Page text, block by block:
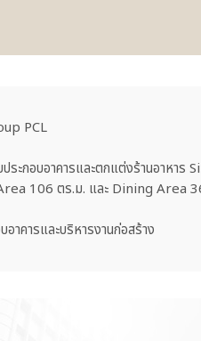
PCL
ประกอบอาคารและตกแต่งร้านอาหา
106 ตร.ม. และ Dining Area
าคารและบริหารงานก่อสร้าง